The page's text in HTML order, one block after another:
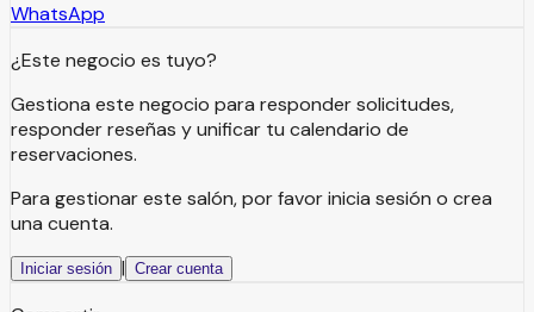
WhatsApp
¿Este negocio es tuyo?
Gestiona este negocio para responder solicitudes,
responder reseñas y unificar tu calendario de
reservaciones.
Para gestionar este salón, por favor inicia sesión o crea
una cuenta.
Iniciar sesión | Crear cuenta